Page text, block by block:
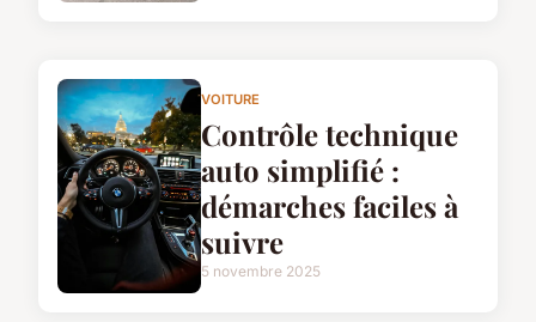
VOITURE
Contrôle technique
auto simplifié :
démarches faciles à
suivre
5 novembre 2025